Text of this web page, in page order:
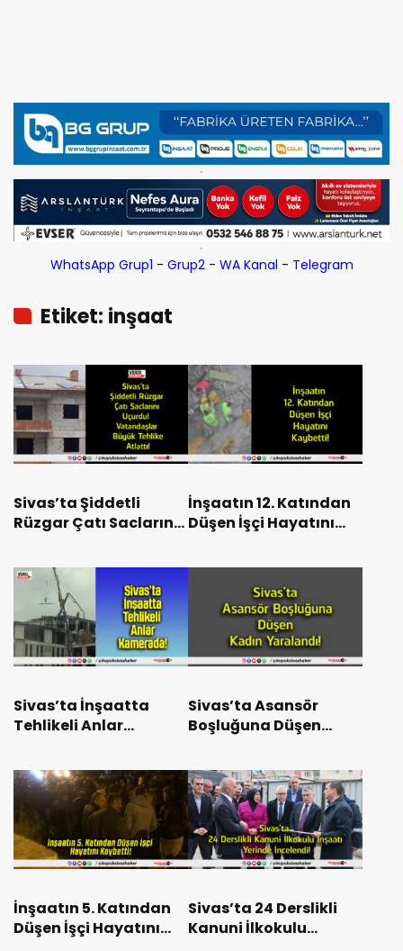
WhatsApp Grup1 - Grup2- WA Kanal - Telegram
Etiket: inşaat
Sivas’ta Şiddetli
Rüzgar Çatı Saclarını
Büyük Tehlike Atlattı!
İnşaatın 12. Katından
Düşen İşçi Hayatını
Sivas’ta İnşaatta
Tehlikeli Anlar
Sivas’ta Asansör
Boşluğuna Düşen
İnşaatın 5. Katından
Düşen İşçi Hayatını
Sivas’ta 24 Derslikli
Kanuni İlkokulu